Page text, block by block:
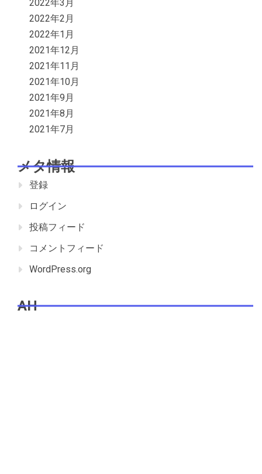
2022年3月
2022年2月
2022年1月
2021年12月
2021年11月
2021年10月
2021年9月
2021年8月
2021年7月
メタ情報
登録
ログイン
投稿フィード
コメントフィード
WordPress.org
AH